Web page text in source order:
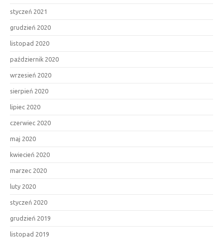
styczeń 2021
grudzień 2020
listopad 2020
październik 2020
wrzesień 2020
sierpień 2020
lipiec 2020
czerwiec 2020
maj 2020
kwiecień 2020
marzec 2020
luty 2020
styczeń 2020
grudzień 2019
listopad 2019